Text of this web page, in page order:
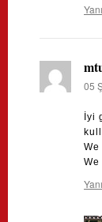
05
İyi